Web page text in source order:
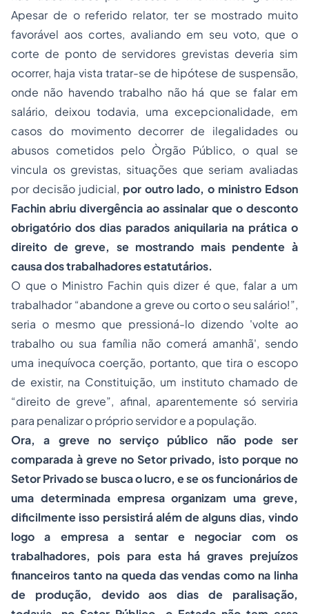
Apesar de o referido relator, ter se mostrado muito
favorável aos cortes, avaliando em seu voto, que o
corte de ponto de servidores grevistas deveria sim
ocorrer, haja vista tratar-se de hipótese de suspensão,
onde não havendo trabalho não há que se falar em
salário, deixou todavia, uma excepcionalidade, em
casos do movimento decorrer de ilegalidades ou
abusos cometidos pelo Òrgão Público, o qual se
vincula os grevistas, situações que seriam avaliadas
por decisão judicial, por outro lado, o ministro Edson
Fachin abriu divergência ao assinalar que o desconto
obrigatório dos dias parados aniquilaria na prática o
direito de greve, se mostrando mais pendente à
causa dos trabalhadores estatutários.
O que o Ministro Fachin quis dizer é que, falar a um
trabalhador “abandone a greve ou corto o seu salário!”,
seria o mesmo que pressioná-lo dizendo 'volte ao
trabalho ou sua família não comerá amanhã', sendo
uma inequívoca coerção, portanto, que tira o escopo
de existir, na Constituição, um instituto chamado de
“direito de greve”, afinal, aparentemente só serviria
para penalizar o próprio servidor e a população.
Ora, a greve no serviço público não pode ser
comparada à greve no Setor privado, isto porque no
Setor Privado se busca o lucro, e se os funcionários de
uma determinada empresa organizam uma greve,
dificilmente isso persistirá além de alguns dias, vindo
logo a empresa a sentar e negociar com os
trabalhadores, pois para esta há graves prejuízos
financeiros tanto na queda das vendas como na linha
de produção, devido aos dias de paralisação,